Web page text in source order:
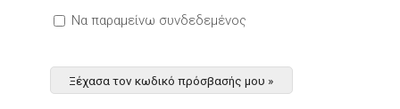
Να παραμείνω συνδεδεμένος
Ξέχασα τον κωδικό πρόσβασής μου »